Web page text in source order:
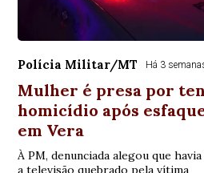
Polícia Militar/MT Há 3
Mulher é presa por
homicídio após
em Vera
À PM, denunciada alegou que
a televisão quebrado pela vítima